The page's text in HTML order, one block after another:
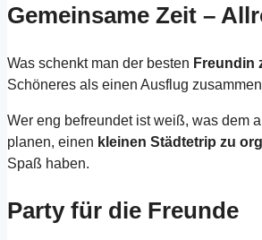
Gemeinsame Zeit –
Was schenkt man der besten Freundin
Schöneres als einen Ausflug
Wer eng befreundet ist weiß, was dem
planen, einen kleinen Städtetrip zu
Spaß haben.
Party für die Freunde